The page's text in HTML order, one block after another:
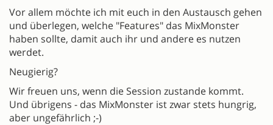
Vor allem möchte ich mit euch in den Austausch gehen
und überlegen, welche "Features" das MixMonster
haben sollte, damit auch ihr und andere es nutzen
werdet.
Neugierig?
Wir freuen uns, wenn die Session zustande kommt.
Und übrigens - das MixMonster ist zwar stets hungrig,
aber ungefährlich ;-)